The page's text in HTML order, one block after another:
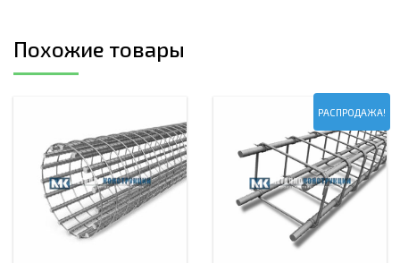
Похожие товары
РАСПРОДАЖА!